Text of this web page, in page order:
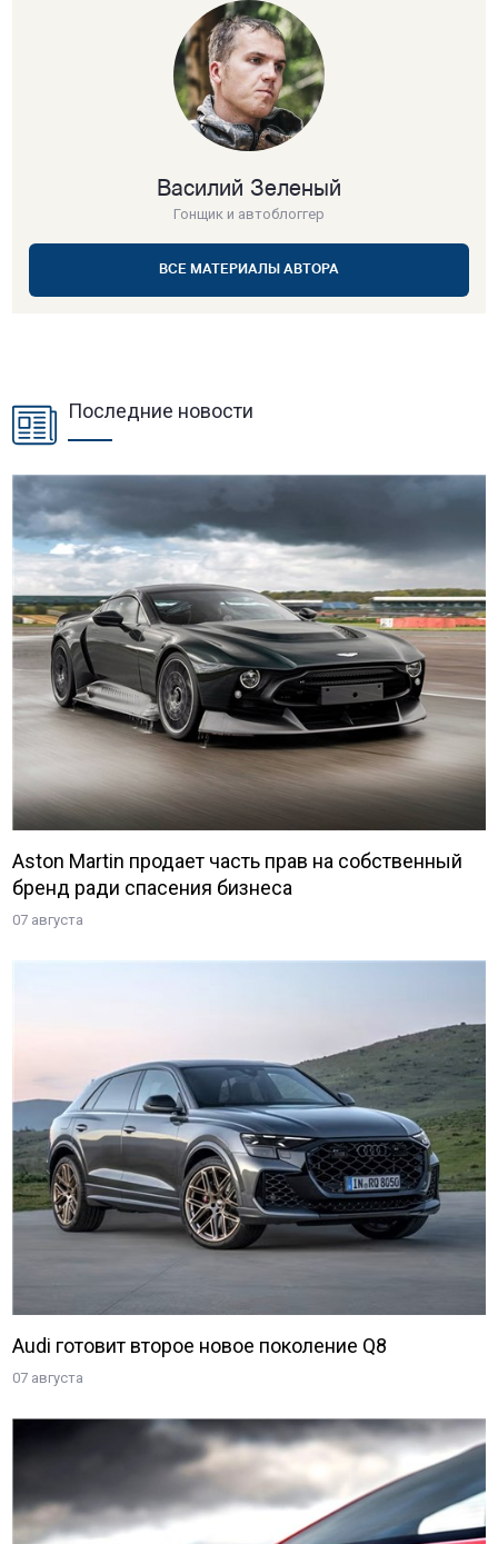
Василий Зеленый
Гонщик и автоблоггер
ВСЕ МАТЕРИАЛЫ АВТОРА
Последние новости
Aston Martin продает часть прав на собственный
бренд ради спасения бизнеса
07 августа
Audi готовит второе новое поколение Q8
07 августа